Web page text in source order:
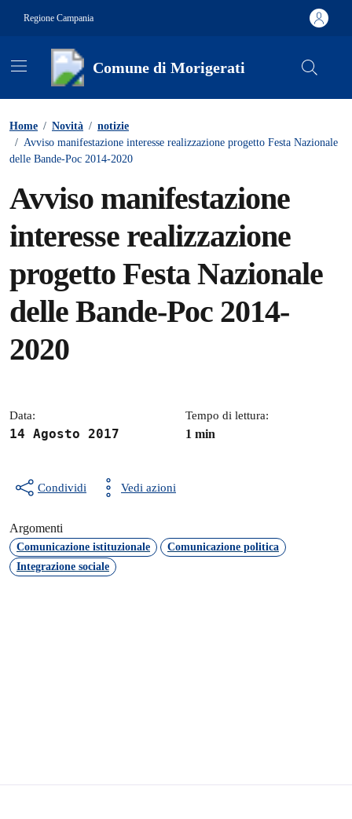
Regione Campania
Comune di Morigerati
Home / Novità / notizie
/ Avviso manifestazione interesse realizzazione progetto Festa Nazionale
delle Bande-Poc 2014-2020
Avviso manifestazione
interesse realizzazione
progetto Festa Nazionale
delle Bande-Poc 2014-
2020
Data:
14 Agosto 2017
Tempo di lettura:
1 min
Condividi Vedi azioni
Argomenti
Comunicazione istituzionale
Comunicazione politica
Integrazione sociale